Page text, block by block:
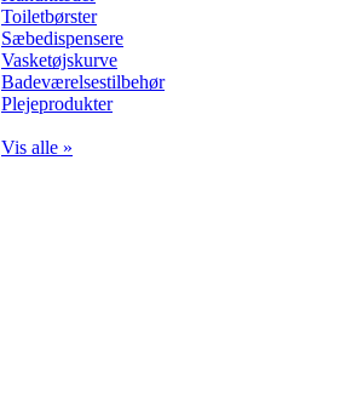
Toiletbørster
Sæbedispensere
Vasketøjskurve
Badeværelsestilbehør
Plejeprodukter
Vis alle »